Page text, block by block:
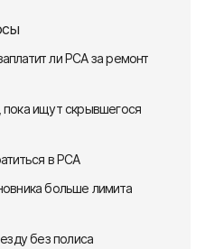
ли РСА за ремонт
пока ищут скрывшегося
в РСА
больше лимита
без полиса